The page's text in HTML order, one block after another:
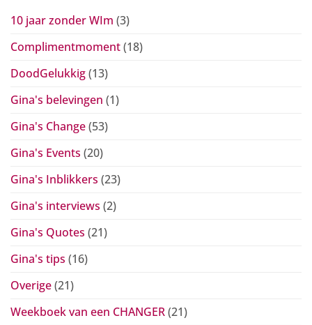
10 jaar zonder WIm (3)
Complimentmoment(18)
DoodGelukkig(13)
Gina's belevingen (1)
Gina's Change(53)
Gina's Events (20)
Gina's Inblikkers (23)
Gina's interviews (2)
Gina's Quotes (21)
Gina's tips (16)
Overige(21)
Weekboek van een CHANGER(21)